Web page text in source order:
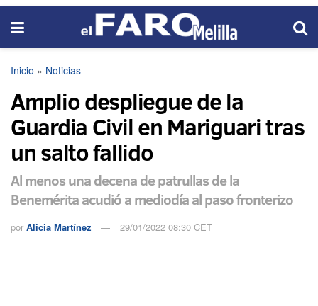
Inicio » Noticias
Amplio despliegue de la
Guardia Civil en Mariguari tras
un salto fallido
Al menos una decena de patrullas de la
Benemérita acudió a mediodía al paso fronterizo
por Alicia Martínez 29/01/2022 08:30 CET